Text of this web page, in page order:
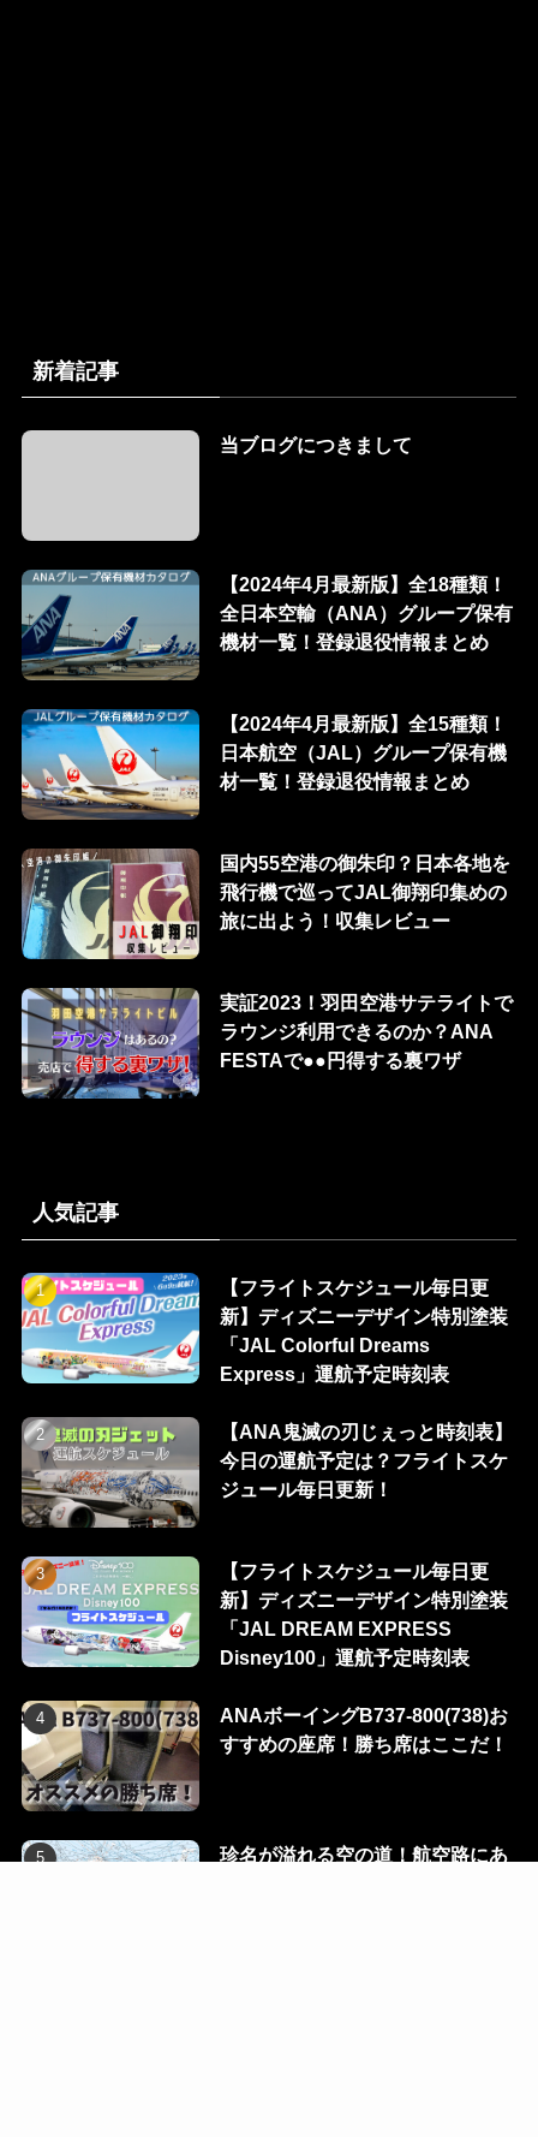
新着記事
当ブログにつきまして
【2024年4月最新版】全18種類！
全日本空輸（ANA）グループ保有
機材一覧！登録退役情報まとめ
【2024年4月最新版】全15種類！
日本航空（JAL）グループ保有機
材一覧！登録退役情報まとめ
国内55空港の御朱印？日本各地を
飛行機で巡ってJAL御翔印集めの
旅に出よう！収集レビュー
実証2023！羽田空港サテライトで
ラウンジ利用できるのか？ANA
FESTAで●●円得する裏ワザ
人気記事
【フライトスケジュール毎日更
新】ディズニーデザイン特別塗装
「JAL Colorful Dreams
Express」運航予定時刻表
【ANA鬼滅の刃じぇっと時刻表】
今日の運航予定は？フライトスケ
ジュール毎日更新！
【フライトスケジュール毎日更
新】ディズニーデザイン特別塗装
「JAL DREAM EXPRESS
Disney100」運航予定時刻表
ANAボーイングB737-800(738)お
すすめの座席！勝ち席はここだ！
珍名が溢れる空の道！航空路にあ